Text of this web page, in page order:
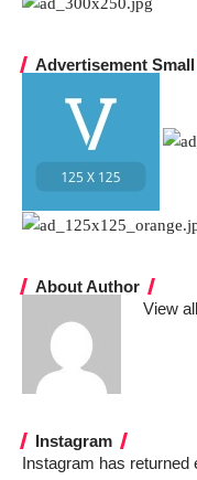
Advertisement Small
About Author
View
Instagram
Instagram has returned